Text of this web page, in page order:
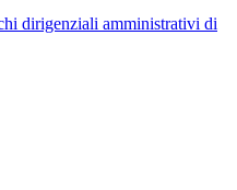
dirigenziali amministrativi di